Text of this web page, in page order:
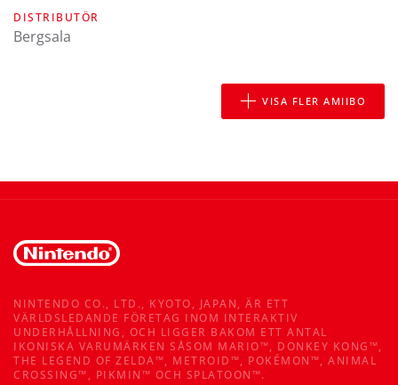
DISTRIBUTÖR
Bergsala
VISA FLER AMIIBO
NINTENDO CO., LTD., KYOTO, JAPAN, ÄR ETT
VÄRLDSLEDANDE FÖRETAG INOM INTERAKTIV
UNDERHÅLLNING, OCH LIGGER BAKOM ETT ANTAL
IKONISKA VARUMÄRKEN SÅSOM MARIO™, DONKEY KONG™,
THE LEGEND OF ZELDA™, METROID™, POKÉMON™, ANIMAL
CROSSING™, PIKMIN™ OCH SPLATOON™.